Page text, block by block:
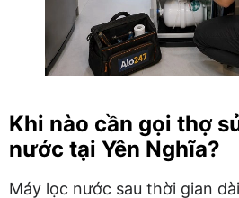
Khi nào cần gọi thợ
nước tại Yên Nghĩa?
Máy lọc nước sau thời gian